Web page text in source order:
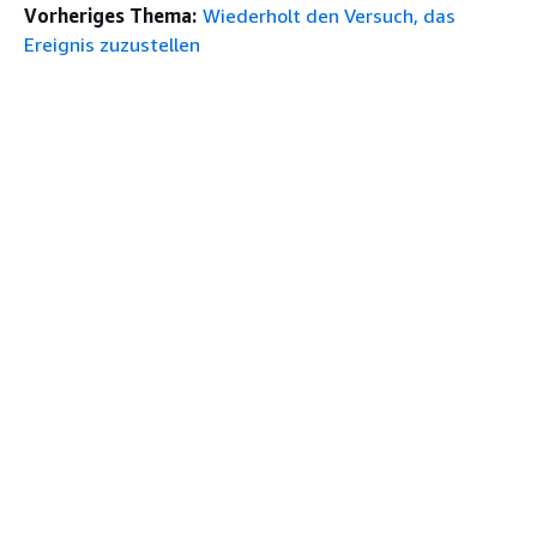
Vorheriges Thema: Wiederholt den Versuch, das
Ereignis zuzustellen